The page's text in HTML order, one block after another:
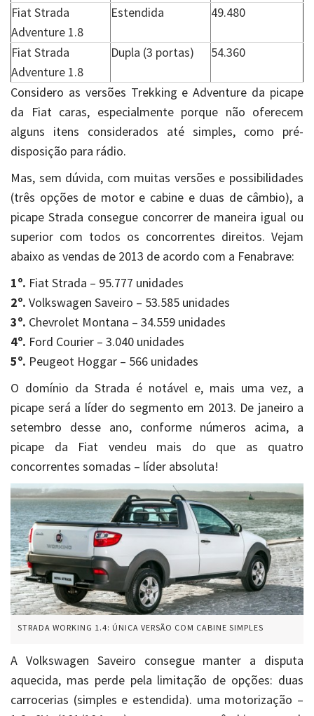
Fiat Strada
Adventure 1.8
Estendida 49.480
Fiat Strada
Adventure 1.8
Dupla (3 portas) 54.360
Considero as versões Trekking e Adventure da picape
da Fiat caras, especialmente porque não oferecem
alguns itens considerados até simples, como pré-
disposição para rádio.
Mas, sem dúvida, com muitas versões e possibilidades
(três opções de motor e cabine e duas de câmbio), a
picape Strada consegue concorrer de maneira igual ou
superior com todos os concorrentes direitos. Vejam
abaixo as vendas de 2013 de acordo com a Fenabrave:
1º. Fiat Strada – 95.777 unidades
2º. Volkswagen Saveiro – 53.585 unidades
3º. Chevrolet Montana – 34.559 unidades
4º. Ford Courier – 3.040 unidades
5º. Peugeot Hoggar – 566 unidades
O domínio da Strada é notável e, mais uma vez, a
picape será a líder do segmento em 2013. De janeiro a
setembro desse ano, conforme números acima, a
picape da Fiat vendeu mais do que as quatro
concorrentes somadas – líder absoluta!
STRADA WORKING 1.4: ÚNICA VERSÃO COM CABINE SIMPLES
A Volkswagen Saveiro consegue manter a disputa
aquecida, mas perde pela limitação de opções: duas
carrocerias (simples e estendida). uma motorização –